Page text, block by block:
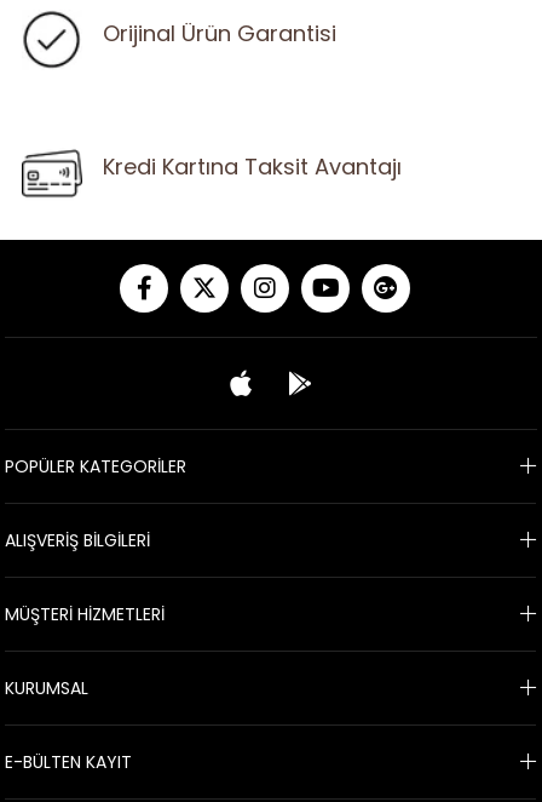
Orijinal Ürün Garantisi
Kredi Kartına Taksit Avantajı
POPÜLER KATEGORİLER
ALIŞVERİŞ BİLGİLERİ
MÜŞTERİ HİZMETLERİ
KURUMSAL
E-BÜLTEN KAYIT